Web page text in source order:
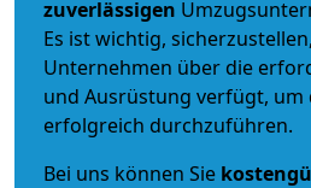
zuverlässigen
Es ist wichtig,
Unternehmen über die
und Ausrüstung verfügt, um
erfolgreich durchzuführen.
Bei uns können Sie